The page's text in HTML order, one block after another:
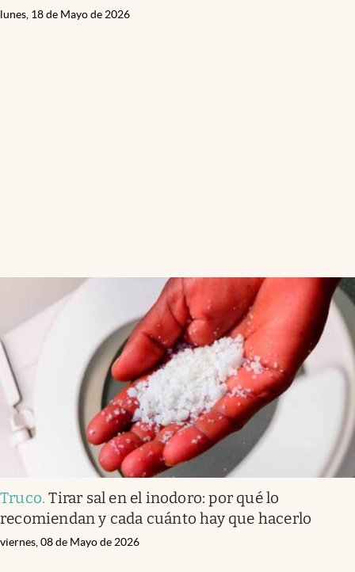
lunes, 18 de Mayo de 2026
Truco.Tirar sal en el inodoro: por qué lo
recomiendan y cada cuánto hay que hacerlo
viernes, 08 de Mayo de 2026